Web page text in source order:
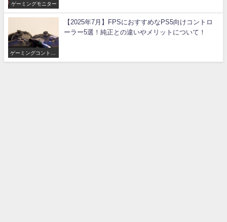
ゲーミングモニター
ゲーミングコントロ
【2025年7月】FPSにおすすめなPS5向けコントロ
ーラー5選！純正との違いやメリットについて！